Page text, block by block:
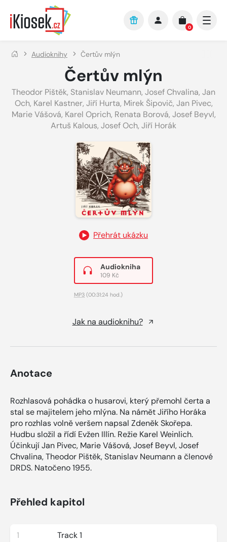
Přejít na hlavní obsah
0
Audioknihy Čertův mlýn
Čertův mlýn
Theodor Pištěk, Stanislav Neumann, Josef Chvalina, Jan
Och, Karel Kastner, Jiří Hurta, Mirek Šipovič, Jan Pivec,
Marie Vášová, Karel Oprich, Renata Borová, Josef Beyvl,
Artuš Kalous, Josef Och, Jiří Horák
Přehrát ukázku
Audiokniha
109 Kč
MP3 (00:31:24 hod.)
Jak na audioknihu?
Anotace
Rozhlasová pohádka o husarovi, který přemohl čerta a
stal se majitelem jeho mlýna. Na námět Jiřího Horáka
pro rozhlas volně veršem napsal Zdeněk Skořepa.
Hudbu složil a řídí Evžen Illín. Režie Karel Weinlich.
Účinkují Jan Pivec, Marie Vášová, Josef Beyvl, Josef
Chvalina, Theodor Pištěk, Stanislav Neumann a členové
DRDS. Natočeno 1955.
Přehled kapitol
1 Track 1